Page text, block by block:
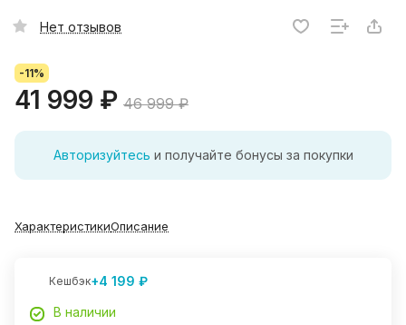
Нет отзывов
-11%
41 999 ₽ 46 999 ₽
Авторизуйтесь и получайте бонусы за покупки
ХарактеристикиОписание
Кешбэк+4 199 ₽
В наличии